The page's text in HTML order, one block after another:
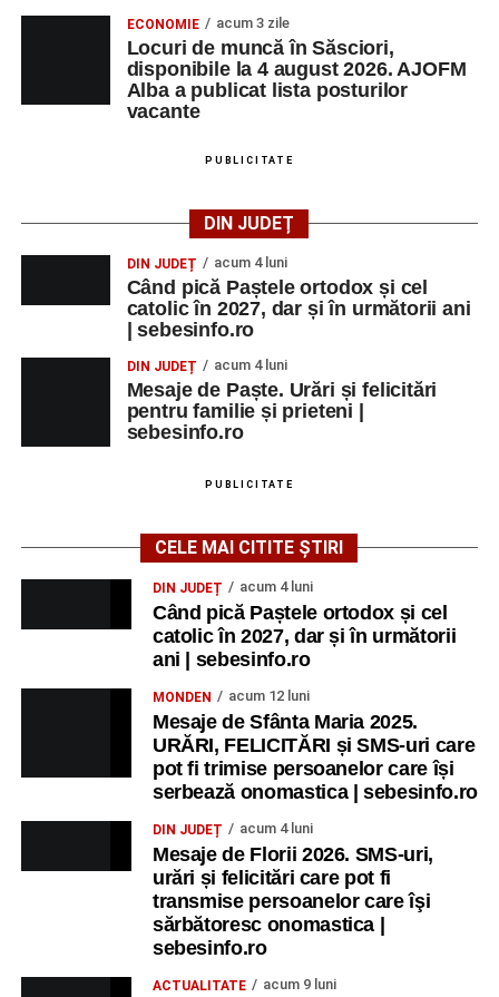
Duminică, 31 august
Orele 10:00–14:00 – Stadionul Pielarul:ultimele
meciuri din cadrulCupei Sebeșului la Fotbal
Ora 17:00 – Parcul Zăvoi din Petrești:
participarea unor îndrăgiți interpreți de muzică
Orele 16:00–24:00 – Parcul Arini:parc de
distracții.
Adaugă-ne ca sursă preferată
Urmărește-ne pe Google News
Ultimele știri din Sebeș
Zilele Municipiului Sebeș 2026: zece zile de
spectacole, filme, sport și evenimente culturale, la
festivalul „Armonii în Sebeș”. Programul complet
iluminatului public pe timpul nopții, în contextul
apelului la economii al Guvernului Bolojan
Duminică, 23 august 2026, Râpa Roșie găzduiește
cea de-a III-a ediție a concursului „CicloAventurier
de Sebeș”
ECONOMIE acum 3 zile
Locuri de muncă în Săsciori,
disponibile la 4 august 2026. AJOFM
Alba a publicat lista posturilor
vacante
PUBLICITATE
DIN JUDEȚ
DIN JUDEȚ acum 4 luni
Când pică Paștele ortodox și cel
catolic în 2027, dar și în următorii ani
| sebesinfo.ro
DIN JUDEȚ acum 4 luni
Mesaje de Paște. Urări și felicitări
pentru familie și prieteni |
sebesinfo.ro
PUBLICITATE
CELE MAI CITITE ȘTIRI
DIN JUDEȚ acum 4 luni
Când pică Paștele ortodox și cel
catolic în 2027, dar și în următorii
ani | sebesinfo.ro
MONDEN acum 12 luni
Mesaje de Sfânta Maria 2025.
URĂRI, FELICITĂRI și SMS-uri care
pot fi trimise persoanelor care își
serbează onomastica | sebesinfo.ro
DIN JUDEȚ acum 4 luni
Mesaje de Florii 2026. SMS-uri,
urări și felicitări care pot fi
transmise persoanelor care îşi
sărbătoresc onomastica |
sebesinfo.ro
ACTUALITATE acum 9 luni